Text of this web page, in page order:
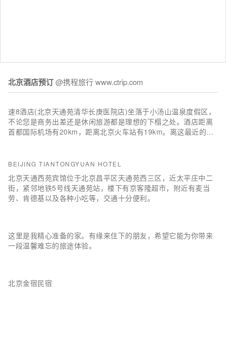
北京酒店预订@携程旅行 www.ctrip.com
速8酒店(北京天通苑清华长庚医院店)坐落于小汤山温泉度假区，
不论您是商务出差还是休闲旅游都是理想的下榻之处。酒店距离
首都国际机场有20km，距离北京火车站有19km。离这最近的是
店休闲区提供了各类设施，您可以在这里舒缓身心压力。
BEIJING TIANTONGYUAN HOTEL
北京天通西苑宾馆位于北京昌平区天通苑西三区，近太平庄中二
街，紧邻地铁5号线天通苑站，楼下有京客隆超市，附近有麦当
劳、肯德基以及各种小吃等，交通十分便利。
这里是我精心准备的家。有缘来住下的朋友，希望它能为你带来
一段温馨难忘的旅途体验。
北京金宿民宿